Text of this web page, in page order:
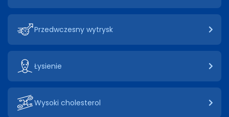
Przedwczesny wytrysk
Łysienie
Wysoki cholesterol